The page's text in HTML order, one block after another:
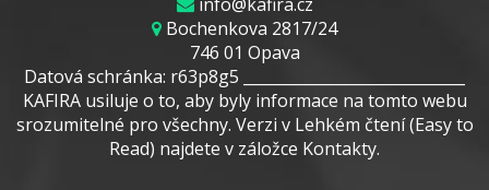
Bochenkova 2817/24
746 01 Opava
Datová schránka: r63p8g5 _____________________________
KAFIRA usiluje o to, aby byly informace na tomto webu
srozumitelné pro všechny. Verzi v Lehkém čtení (Easy to
Read) najdete v záložce Kontakty.